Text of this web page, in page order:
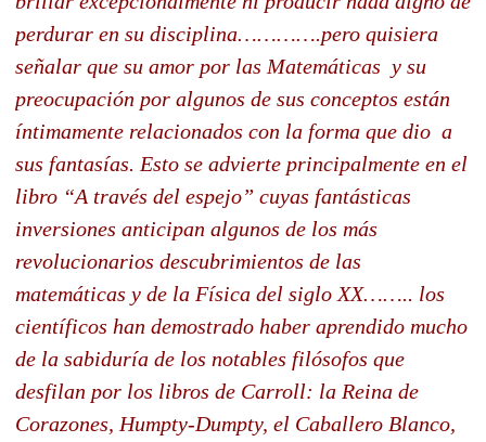
perdurar en su disciplina………….pero quisiera
señalar que su amor por las Matemáticas y su
preocupación por algunos de sus conceptos están
íntimamente relacionados con la forma que dio a
sus fantasías. Esto se advierte principalmente en el
libro “A través del espejo” cuyas fantásticas
inversiones anticipan algunos de los más
revolucionarios descubrimientos de las
matemáticas y de la Física del siglo XX…….. los
científicos han demostrado haber aprendido mucho
de la sabiduría de los notables filósofos que
desfilan por los libros de Carroll: la Reina de
Corazones, Humpty-Dumpty, el Caballero Blanco,